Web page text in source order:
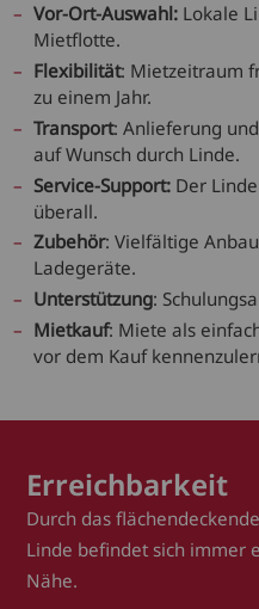
Vor-Ort-Auswahl: Lokale
Mietflotte.
Flexibilität: Mietzeitraum
zu einem Jahr.
Transport: Anlieferung
auf Wunsch durch Linde.
Service-Support: Der
überall.
Zubehör: Vielfältige
Ladegeräte.
Unterstützung:
Mietkauf: Miete als
vor dem Kauf
Erreichbarkeit
Durch das
Linde befindet sich immer
Nähe.